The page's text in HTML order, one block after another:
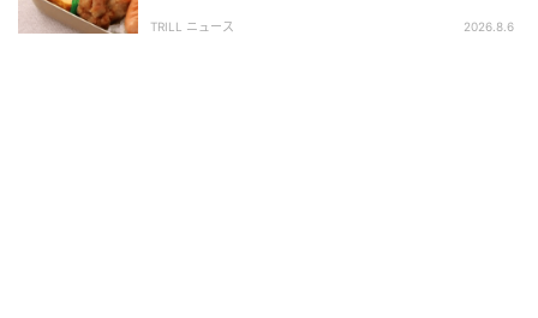
TRILL ニュース 2026.8.6